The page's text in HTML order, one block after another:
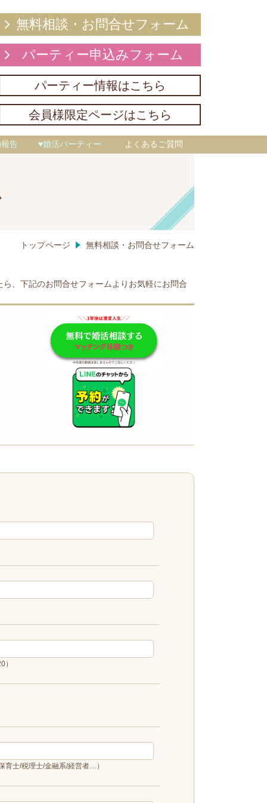
無料相談・お問合せフォーム
パーティー申込みフォーム
パーティー情報はこちら
会員様限定ページはこちら
告 ♥婚活パーティー よくあるご質問
トップページ 無料相談・お問合せフォーム
、下記のお問合せフォームよりお気軽にお問合
）
育士/税理士/金融系/経営者…）